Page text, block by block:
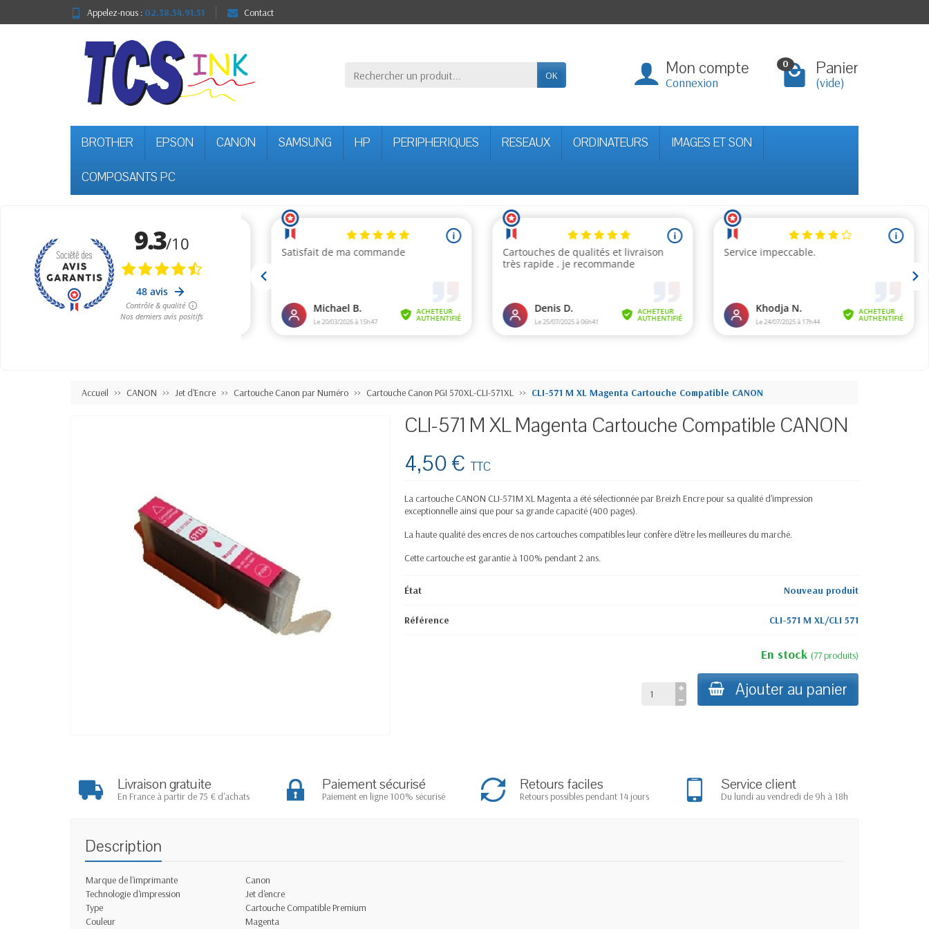
Appelez-nous : 02.38.54.91.51 Contact
OK Mon compte
Connexion
0 Panier
(vide)
BROTHER EPSON CANON SAMSUNG HP PERIPHERIQUES RESEAUX ORDINATEURS IMAGES ET SON
COMPOSANTS PC
Accueil CANON Jet d'Encre Cartouche Canon par Numéro Cartouche Canon PGI 570XL-CLI-571XL CLI-571 M XL Magenta Cartouche Compatible CANON
CLI-571 M XL Magenta Cartouche Compatible CANON
4,50 €TTC
La cartouche CANON CLI-571M XL Magenta a été sélectionnée par Breizh Encre pour sa qualité d'impression
exceptionnelle ainsi que pour sa grande capacité (400 pages).
La haute qualité des encres de nos cartouches compatibles leur confère d'être les meilleures du marché.
Cette cartouche est garantie à 100% pendant 2 ans.
État Nouveau produit
Référence CLI-571 M XL/CLI 571
En stock (77produits)
Ajouter au panier
Livraison gratuite
En France à partir de 75 € d'achats
Paiement sécurisé
Paiement en ligne 100% sécurisé
Retours faciles
Retours possibles pendant 14 jours
Service client
Du lundi au vendredi de 9h à 18h
Description
Marque de l'imprimante
Canon
Technologie d'impression
Jet d'encre
Type
Cartouche Compatible Premium
Couleur
Magenta